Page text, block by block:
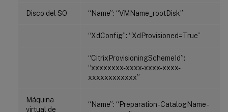
Disco del SO “Name”: “VMName_rootDisk”
“XdConfig”: “XdProvisioned=True”
“CitrixProvisioningSchemeId”:
“xxxxxxxx-xxxx-xxxx-xxxx-
xxxxxxxxxxxx”
Máquina
virtual de
“Name”: “Preparation - CatalogName -